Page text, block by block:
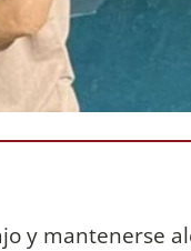
y mantenerse